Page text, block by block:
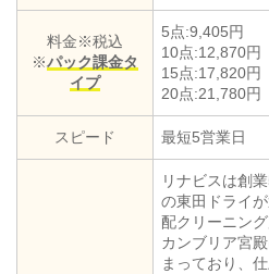
料金※税込
※パック課金タ
イプ
5点:9,405円
10点:12,870円
15点:17,820円
20点:21,780円
スピード 最短5営業日
リナビスは創
の東田ドライ
配クリーニン
カンブリア宮
まっており、